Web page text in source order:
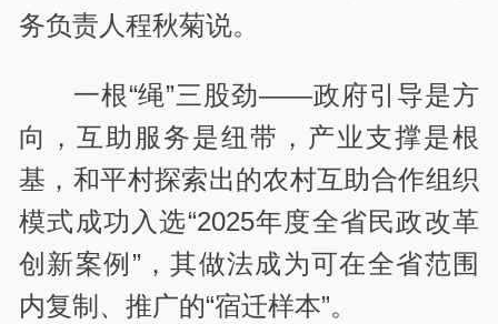
务负责人程秋菊说。
一根“绳”三股劲——政府引导是方
向，互助服务是纽带，产业支撑是根
基，和平村探索出的农村互助合作组织
模式成功入选“2025年度全省民政改革
创新案例”，其做法成为可在全省范围
内复制、推广的“宿迁样本”。